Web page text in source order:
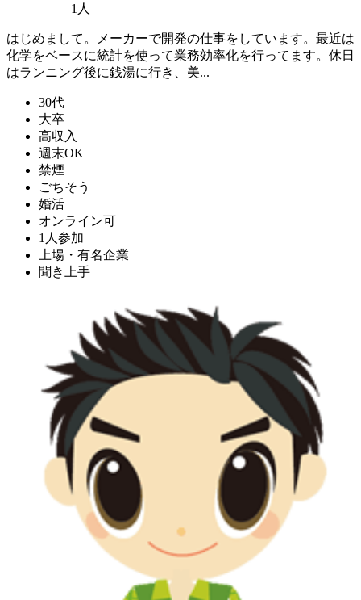
1人
はじめまして。メーカーで開発の仕事をしています。最近は
化学をベースに統計を使って業務効率化を行ってます。休日
はランニング後に銭湯に行き、美...
30代
大卒
高収入
週末OK
禁煙
ごちそう
婚活
オンライン可
1人参加
上場・有名企業
聞き上手